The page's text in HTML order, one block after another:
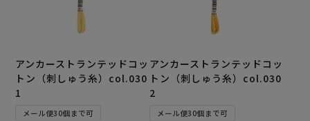
アンカーストランテッドコッ
トン（刺しゅう糸）col.030
1
メール便30個まで可
アンカーストランテッドコッ
トン（刺しゅう糸）col.030
2
メール便30個まで可